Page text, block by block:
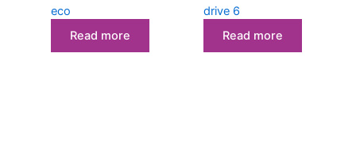
eco
Read more
drive 6
Read more